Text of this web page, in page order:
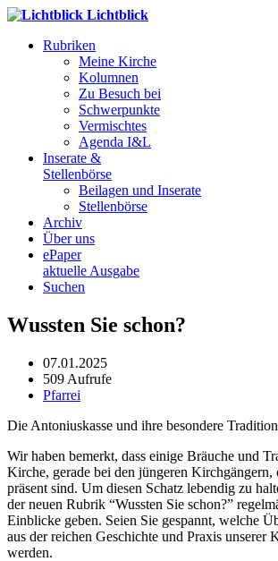
Lichtblick
Rubriken
Meine Kirche
Kolumnen
Zu Besuch bei
Schwerpunkte
Vermischtes
Agenda I&L
Inserate &
Stellenbörse
Beilagen und Inserate
Stellenbörse
Archiv
Über uns
ePaper
aktuelle Ausgabe
Suchen
Wussten Sie schon?
07.01.2025
509 Aufrufe
Pfarrei
Die Anto­niuskasse und ihre beson­dere Tra­di­tion
Wir haben bemerkt, dass einige Bräuche und
Kirche, ger­ade bei den jün­geren Kirchgängern,
präsent sind. Um diesen Schatz lebendig zu
der neuen Rubrik “Wussten Sie schon?”
Ein­blicke geben. Seien Sie ges­pan­nt, welche
aus der reichen Geschichte und Prax­is unser­er
wer­den.